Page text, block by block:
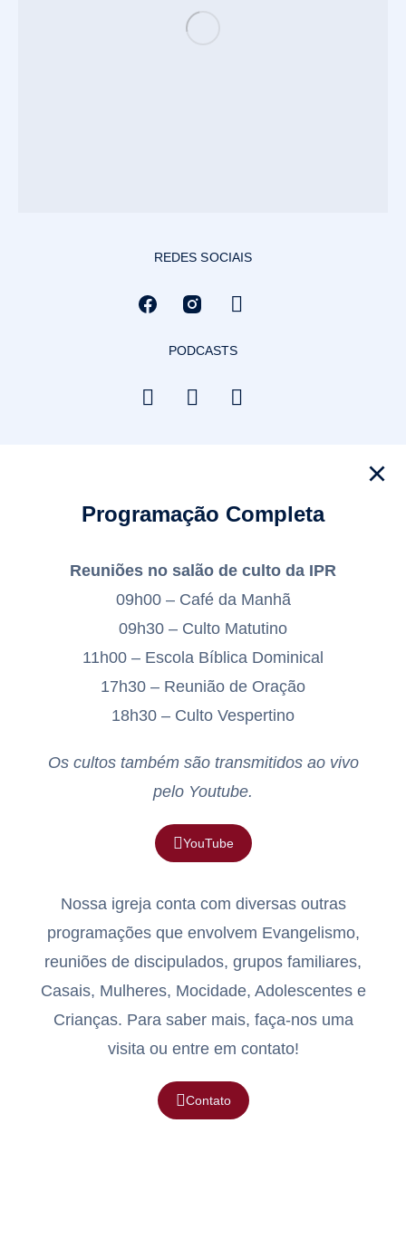
REDES SOCIAIS
PODCASTS
Programação Completa
Reuniões no salão de culto da IPR
09h00 – Café da Manhã
09h30 – Culto Matutino
11h00 – Escola Bíblica Dominical
17h30 – Reunião de Oração
18h30 – Culto Vespertino
Os cultos também são transmitidos ao vivo
pelo Youtube.
YouTube
Nossa igreja conta com diversas outras
programações que envolvem Evangelismo,
reuniões de discipulados, grupos familiares,
Casais, Mulheres, Mocidade, Adolescentes e
Crianças. Para saber mais, faça-nos uma
visita ou entre em contato!
Contato